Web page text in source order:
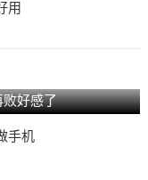
用
败好感了
手机